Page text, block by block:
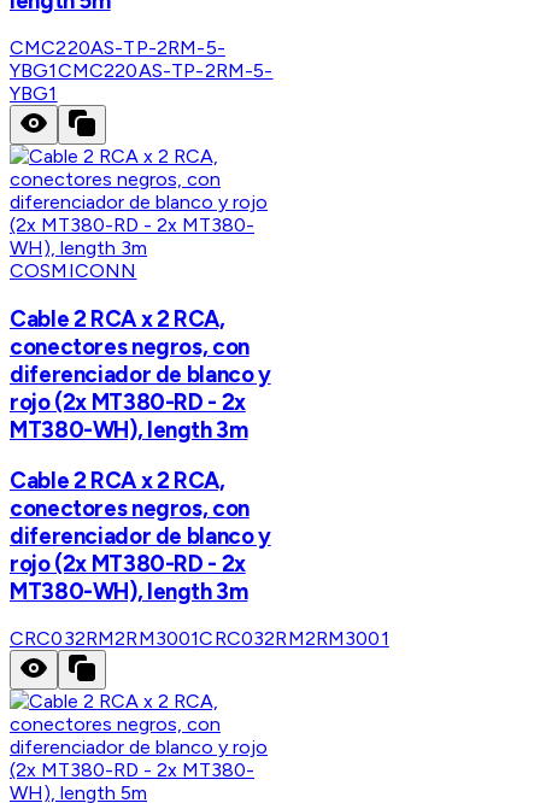
CMC220AS-TP-2RM-5-
YBG1CMC220AS-TP-2RM-5-
YBG1
COSMICONN
Cable 2 RCA x 2 RCA,
conectores negros, con
diferenciador de blanco y
rojo (2x MT380-RD - 2x
MT380-WH), length 3m
Cable 2 RCA x 2 RCA,
conectores negros, con
diferenciador de blanco y
rojo (2x MT380-RD - 2x
MT380-WH), length 3m
CRC032RM2RM3001CRC032RM2RM3001